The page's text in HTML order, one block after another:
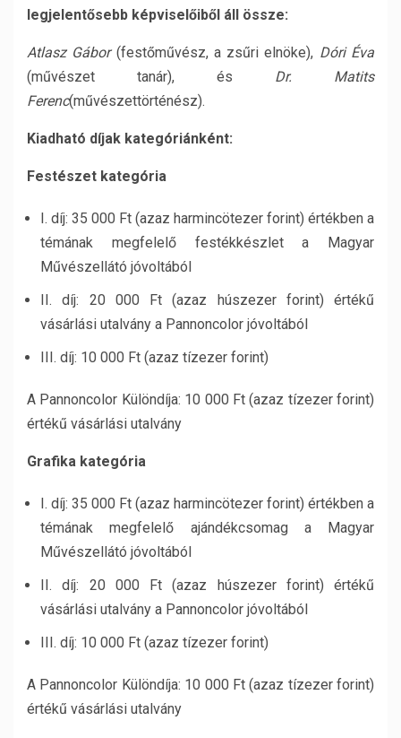
legjelentősebb képviselőiből áll össze:
Atlasz Gábor(festőművész, a zsűri elnöke), Dóri Éva
(művészet tanár), és Dr. Matits
Ferenc(művészettörténész).
Kiadható díjak kategóriánként:
Festészet kategória
I. díj: 35 000 Ft (azaz harmincötezer forint) értékben a
témának megfelelő festékkészlet a Magyar
Művészellátó jóvoltából
II. díj: 20 000 Ft (azaz húszezer forint) értékű
vásárlási utalvány a Pannoncolor jóvoltából
III. díj: 10 000 Ft (azaz tízezer forint)
A Pannoncolor Különdíja: 10 000 Ft (azaz tízezer forint)
értékű vásárlási utalvány
Grafika kategória
I. díj: 35 000 Ft (azaz harmincötezer forint) értékben a
témának megfelelő ajándékcsomag a Magyar
Művészellátó jóvoltából
II. díj: 20 000 Ft (azaz húszezer forint) értékű
vásárlási utalvány a Pannoncolor jóvoltából
III. díj: 10 000 Ft (azaz tízezer forint)
A Pannoncolor Különdíja: 10 000 Ft (azaz tízezer forint)
értékű vásárlási utalvány